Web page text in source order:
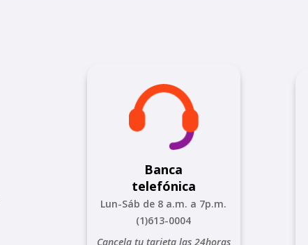
Banca
telefónica
Lun-Sáb de 8 a.m. a 7p.m.
(1)613-0004
Cancela tu tarjeta las 24horas